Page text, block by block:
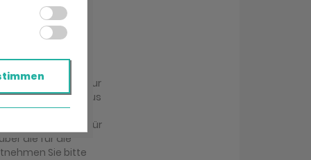
übermittelt und zur
im Haus
Ihrer
Ihrer Anfrage für
die für die
Sie bitte